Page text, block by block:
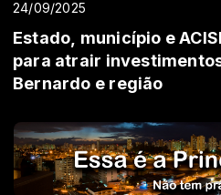
24/09/2025
Estado, município e
para atrair
Bernardo e região